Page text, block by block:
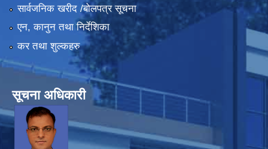
सार्वजनिक खरीद /बोलपत्र सूचना
एन, कानुन तथा निर्देशिका
कर तथा शुल्कहरु
सूचना अधिकारी